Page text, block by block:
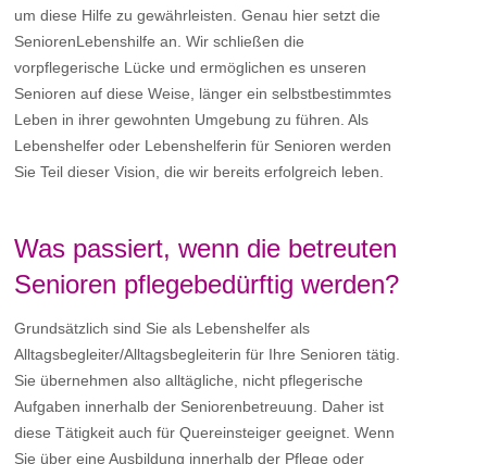
um diese Hilfe zu gewährleisten. Genau hier setzt die
SeniorenLebenshilfe an. Wir schließen die
vorpflegerische Lücke und ermöglichen es unseren
Senioren auf diese Weise, länger ein selbstbestimmtes
Leben in ihrer gewohnten Umgebung zu führen. Als
Lebenshelfer oder Lebenshelferin für Senioren werden
Sie Teil dieser Vision, die wir bereits erfolgreich leben.
Was passiert, wenn die betreuten
Senioren pflegebedürftig werden?
Grundsätzlich sind Sie als Lebenshelfer als
Alltagsbegleiter/Alltagsbegleiterin für Ihre Senioren tätig.
Sie übernehmen also alltägliche, nicht pflegerische
Aufgaben innerhalb der Seniorenbetreuung. Daher ist
diese Tätigkeit auch für Quereinsteiger geeignet. Wenn
Sie über eine Ausbildung innerhalb der Pflege oder